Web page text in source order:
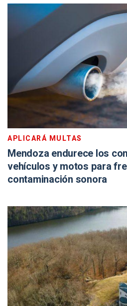
APLICARÁ MULTAS
Mendoza endurece los
vehículos y motos para
contaminación sonora